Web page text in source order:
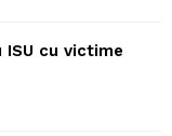
cu victime